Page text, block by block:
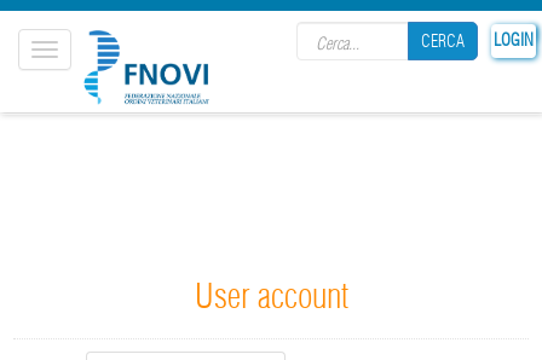
LOGIN
CERCA
Toggle
navigation
User account